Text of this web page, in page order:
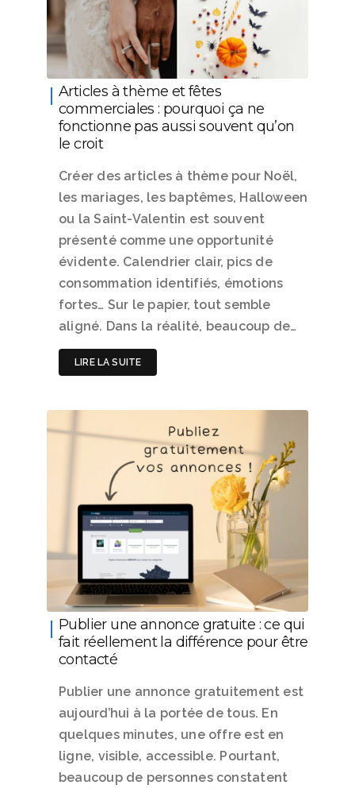
Articles à thème et fêtes
commerciales : pourquoi ça ne
fonctionne pas aussi souvent qu’on
le croit
Créer des articles à thème pour Noël,
les mariages, les baptêmes, Halloween
ou la Saint-Valentin est souvent
présenté comme une opportunité
évidente. Calendrier clair, pics de
consommation identifiés, émotions
fortes… Sur le papier, tout semble
aligné. Dans la réalité, beaucoup de…
LIRE LA SUITE
Publier une annonce gratuite : ce qui
fait réellement la différence pour être
contacté
Publier une annonce gratuitement est
aujourd’hui à la portée de tous. En
quelques minutes, une offre est en
ligne, visible, accessible. Pourtant,
beaucoup de personnes constatent